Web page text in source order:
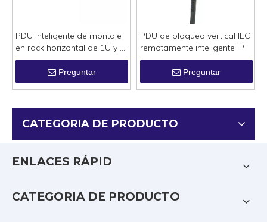
PDU inteligente de montaje
en rack horizontal de 1U y 8
puertos gestionada de
forma remota mediante
protocolo SNMP
Preguntar
PDU de bloqueo vertical IEC
remotamente inteligente IP
Preguntar
CATEGORIA DE PRODUCTO
ENLACES RÁPID
CATEGORIA DE PRODUCTO